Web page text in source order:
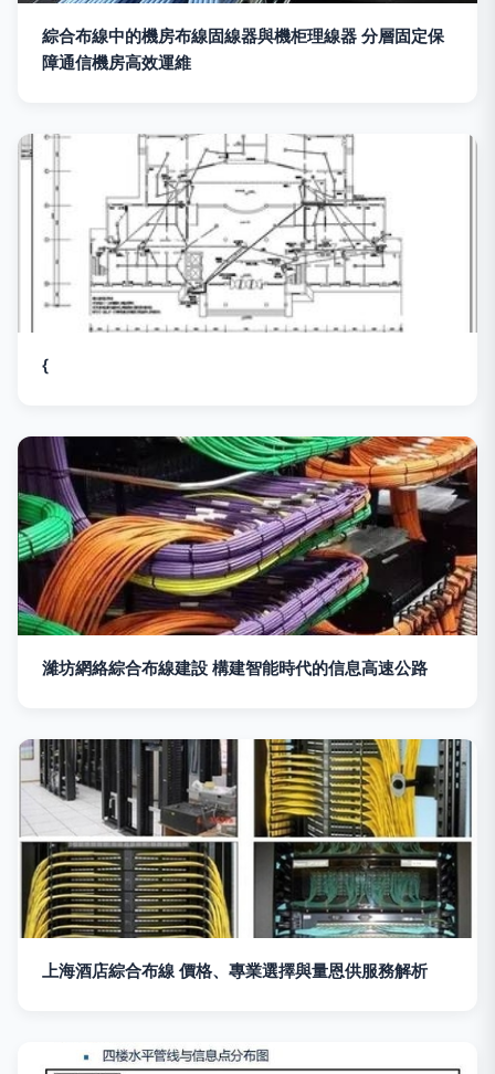
綜合布線中的機房布線固線器與機柜理線器 分層固定保
障通信機房高效運維
{
濰坊網絡綜合布線建設 構建智能時代的信息高速公路
上海酒店綜合布線 價格、專業選擇與量恩供服務解析